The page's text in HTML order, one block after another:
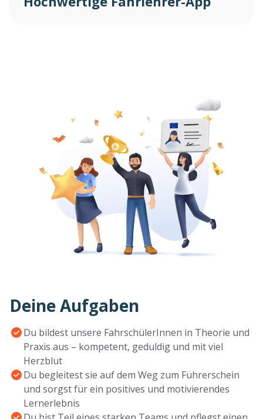
Deine Aufgaben
Du bildest unsere FahrschülerInnen in Theorie und
Praxis aus – kompetent, geduldig und mit viel
Herzblut
Du begleitest sie auf dem Weg zum Führerschein
und sorgst für ein positives und motivierendes
Lernerlebnis